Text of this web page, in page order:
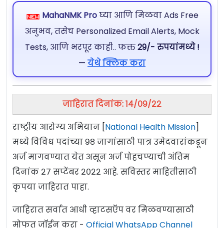
MahaNMK Proघ्या आणि मिळवा Ads Free
अनुभव, तसेच Personalized Email Alerts, Mock
Tests, आणि भरपूर काही.. फक्त29/- रुपयांमध्ये !
— येथे क्लिक करा
जाहिरात दिनांक: १४/०९/२२
राष्ट्रीय आरोग्य अभियान [National Health Mission]
मध्ये विविध पदांच्या ९८ जागांसाठी पात्र उमेदवारांकडून
अर्ज मागवण्यात येत असून अर्ज पोहचण्याची अंतिम
दिनांक २७ सप्टेंबर २०२२ आहे. सविस्तर माहितीसाठी
कृपया जाहिरात पाहा.
जाहिरात सर्वात आधी व्हाटसऍप वर मिळवण्यासाठी
मोफत जॉईन करा - Official WhatsApp Channel